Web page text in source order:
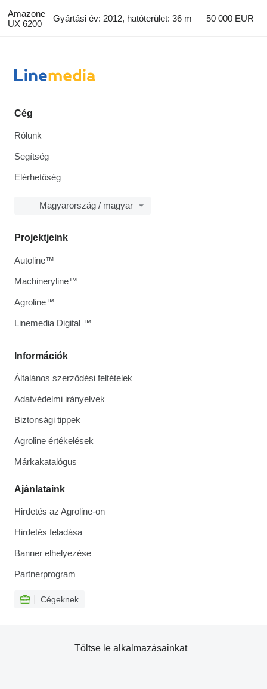
Amazone
UX 6200
Gyártási év: 2012, hatóterület: 36 m 50 000 EUR
Cég
Rólunk
Segítség
Elérhetőség
Magyarország / magyar
Információk
Általános szerződési feltételek
Adatvédelmi irányelvek
Biztonsági tippek
Agroline értékelések
Márkakatalógus
Ajánlataink
Hirdetés az Agroline-on
Hirdetés feladása
Banner elhelyezése
Partnerprogram
Cégeknek
Projektjeink
Autoline™
Machineryline™
Agroline™
Linemedia Digital ™
Töltse le alkalmazásainkat